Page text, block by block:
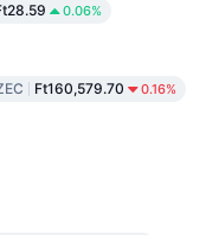
0.06%
Ft160,579.70 0.16%